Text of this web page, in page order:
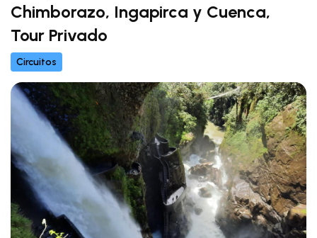
Chimborazo, Ingapirca y Cuenca,
Tour Privado
Circuitos